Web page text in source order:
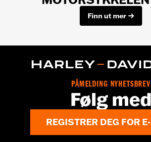
Finn ut mer
PÅMELDING NYHETSBREV
Følg med
REGISTRER DEG FOR